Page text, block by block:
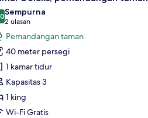
dari 10
Sempurna
2 ulasan
(2
ulasan)
Pemandangan taman
40 meter persegi
1 kamar tidur
Kapasitas 3
1 king
Wi-Fi Gratis